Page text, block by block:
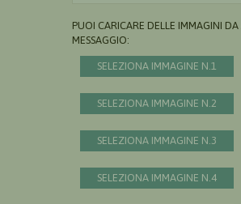
PUOI CARICARE DELLE IMMAGINI DA
MESSAGGIO:
SELEZIONA IMMAGINE N.1
SELEZIONA IMMAGINE N.2
SELEZIONA IMMAGINE N.3
SELEZIONA IMMAGINE N.4